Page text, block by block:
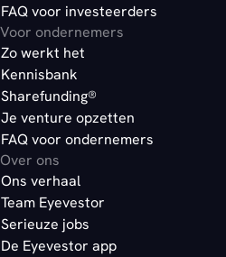
FAQ voor investeerders
Voor ondernemers
Zo werkt het
Kennisbank
Sharefunding®
Je venture opzetten
FAQ voor ondernemers
Over ons
Ons verhaal
Team Eyevestor
Serieuze jobs
De Eyevestor app